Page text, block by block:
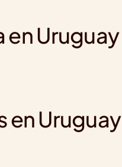
Uruguay
en Uruguay